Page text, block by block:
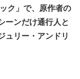
ク」で、原作者の
ーンだけ通行人と
ュリー・アンドリ